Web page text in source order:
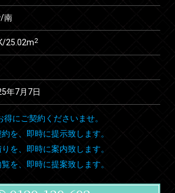
南
25.02m2
年7月7日
得にご契約くださいませ。
を、即時に提示致します。
を、即時に案内致します。
を、即時に提案致します。